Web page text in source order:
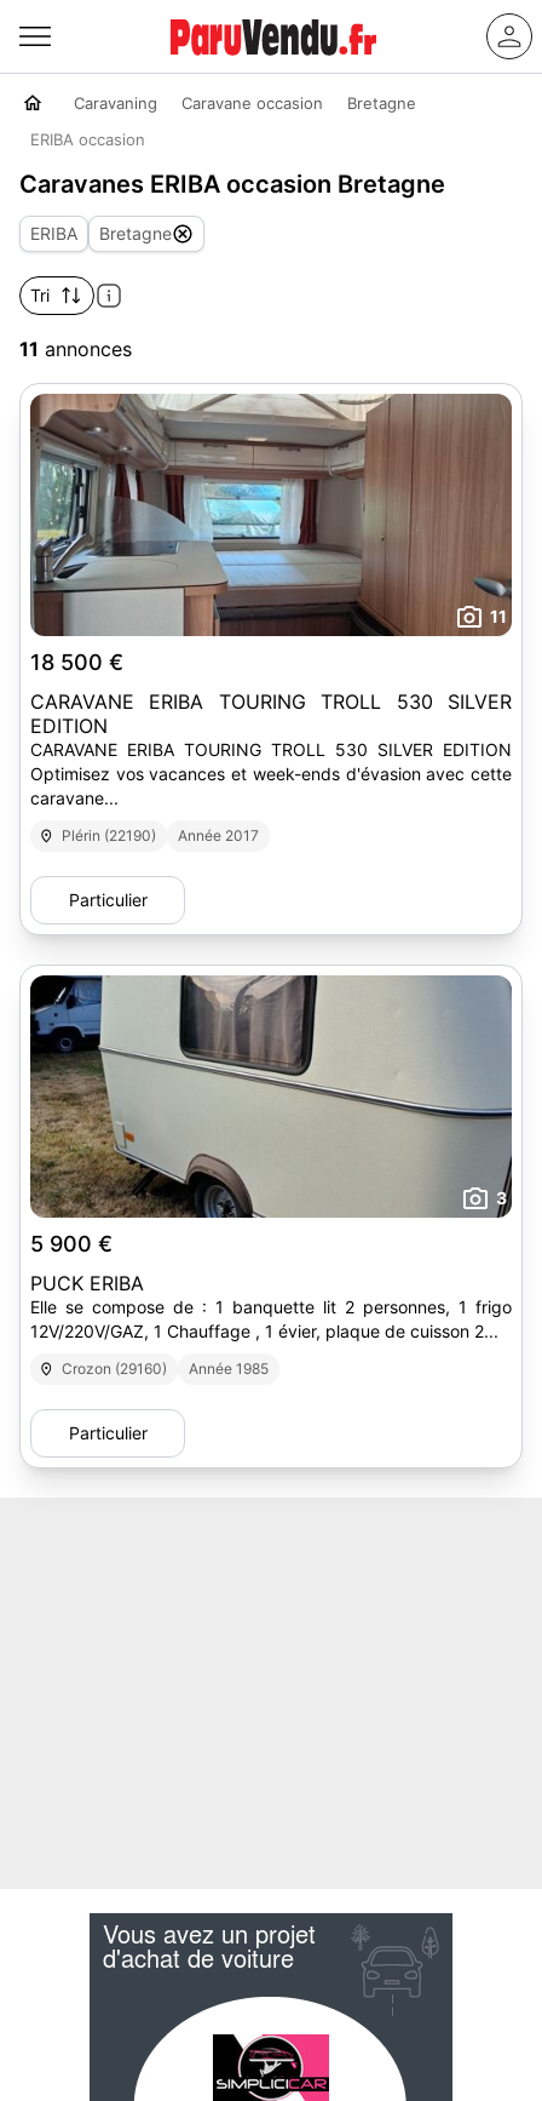
Caravaning Caravane occasion
Bretagne
ERIBA occasion
Caravanes ERIBA occasion Bretagne
ERIBA Bretagne
Tri
11 annonces
11
18 500 €
CARAVANE ERIBA TOURING TROLL 530 SILVER
EDITION
CARAVANE ERIBA TOURING TROLL 530 SILVER EDITION
Optimisez vos vacances et week-ends d'évasion avec cette
caravane...
Plérin (22190) Année 2017
Particulier
3
5 900 €
PUCK ERIBA
Elle se compose de : 1 banquette lit 2 personnes, 1 frigo
12V/220V/GAZ, 1 Chauffage , 1 évier, plaque de cuisson 2...
Crozon (29160) Année 1985
Particulier